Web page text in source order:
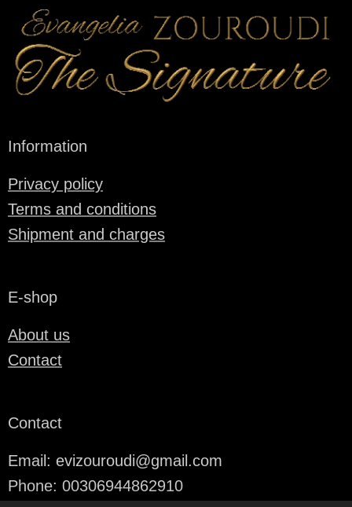
Information
Privacy policy
Terms and conditions
Shipment and charges
E-shop
About us
Contact
Contact
Email: evizouroudi@gmail.com
Phone: 00306944862910